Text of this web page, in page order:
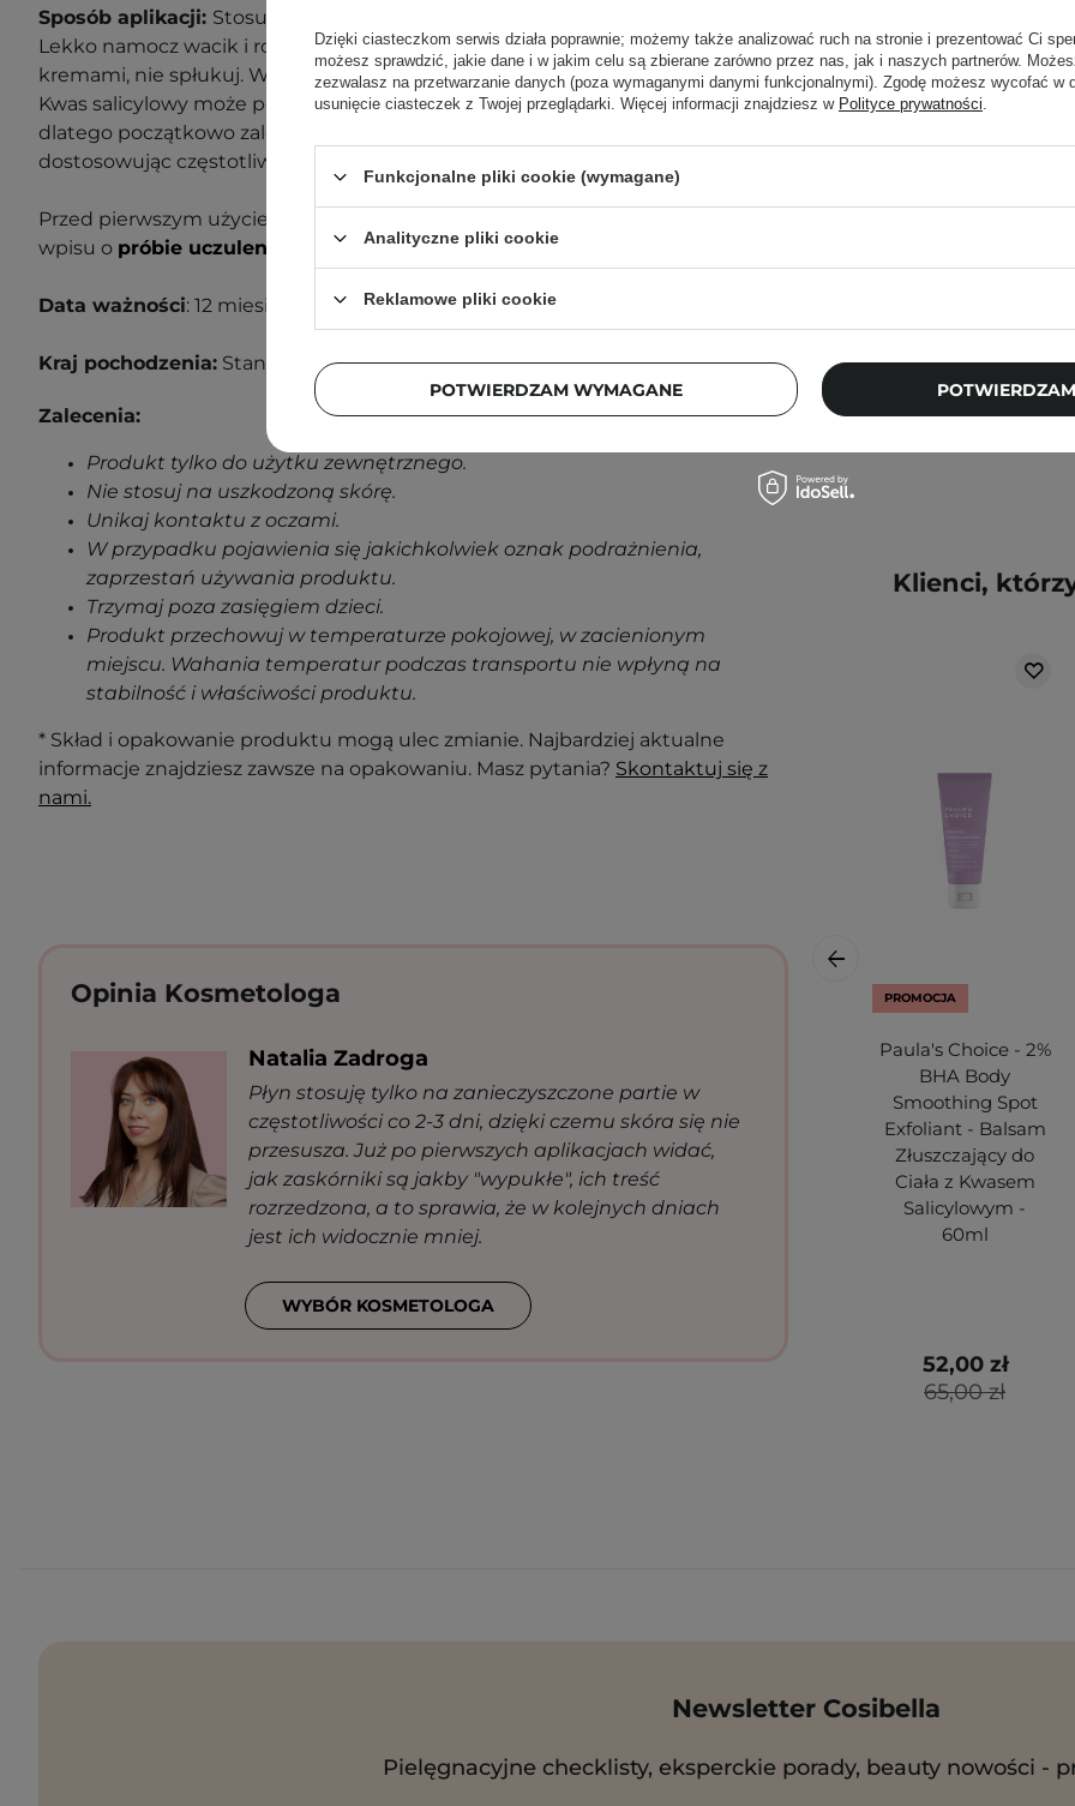
Sposób aplikacji: Stosuj 1-2 razy dziennie po dokładnym oczyszczeniu skóry.
Lekko namocz wacik i rozprowadź produkt na całą twarz. Stosuj przed
kremami, nie spłukuj. W ciągu dnia stosuj wysoki filtr przeciwsłoneczny.
Kwas salicylowy może powodować podrażnienie i zaczerwienienie naskórka,
dlatego początkowo zalecamy stosowanie tego produktu 1-2 razy w tygodniu,
dostosowując częstotliwość do swojej skóry i jej reakcji.
Przed pierwszym użyciem wykonaj próbę uczuleniową. Zajrzyj do naszego
wpisu o próbie uczuleniowej , aby dowiedzieć się więcej.
Data ważności: 12 miesięcy od otwarcia.
Kraj pochodzenia: Stany Zjednoczone.
Zalecenia:
Produkt tylko do użytku zewnętrznego.
Nie stosuj na uszkodzoną skórę.
Unikaj kontaktu z oczami.
W przypadku pojawienia się jakichkolwiek oznak podrażnienia,
zaprzestań używania produktu.
Trzymaj poza zasięgiem dzieci.
Produkt przechowuj w temperaturze pokojowej, w zacienionym
miejscu. Wahania temperatur podczas transportu nie wpłyną na
stabilność i właściwości produktu.
* Skład i opakowanie produktu mogą ulec zmianie. Najbardziej aktualne
informacje znajdziesz zawsze na opakowaniu. Masz pytania? Skontaktuj się z
nami.
Opinia Kosmetologa
Natalia Zadroga
Płyn stosuję tylko na zanieczyszczone partie w
częstotliwości co 2-3 dni, dzięki czemu skóra się nie
przesusza. Już po pierwszych aplikacjach widać,
jak zaskórniki są jakby "wypukłe", ich treść
rozrzedzona, a to sprawia, że w kolejnych dniach
jest ich widocznie mniej.
WYBÓR KOSMETOLOGA
Paula's Choice -
Clear - Regular
Strength Anti-
Redness
Salicylowym -
170,00 zł
Klienci,
PROMOCJA
Paula's Choice - 2%
BHA Body
Smoothing Spot
Exfoliant - Balsam
Złuszczający do
Ciała z Kwasem
Salicylowym -
60ml
65,00 zł
52,00 zł
Newsletter Cosibella
Pielęgnacyjne checklisty, eksperckie porady, beauty nowości -
Dzięki ciasteczkom serwis działa poprawnie; możemy także analizować ruch na stronie i prezentować Ci
możesz sprawdzić, jakie dane i w jakim celu są zbierane zarówno przez nas, jak i naszych partnerów.
zezwalasz na przetwarzanie danych (poza wymaganymi danymi funkcjonalnymi). Zgodę możesz wycofać w
usunięcie ciasteczek z Twojej przeglądarki. Więcej informacji znajdziesz w Polityce prywatności.
Funkcjonalne pliki cookie (wymagane)
Analityczne pliki cookie
Reklamowe pliki cookie
POTWIERDZAM WYMAGANE